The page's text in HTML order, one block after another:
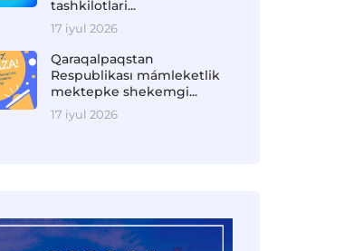
tashkilotlari...
17 iyul 2026
Qaraqalpaqstan
Respublikası mámleketlik
mektepke shekemgi...
17 iyul 2026